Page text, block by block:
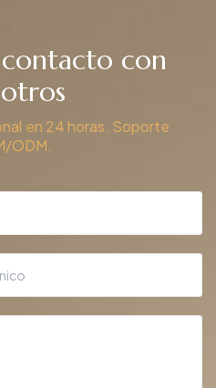
contacto con
en 24 horas. Soporte
ODM.